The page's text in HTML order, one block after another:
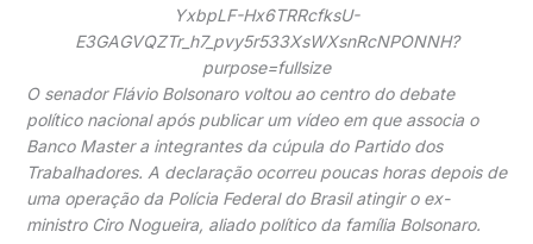
O senadorFlávio Bolsonarovoltou ao centro do debate
político nacional após publicar um vídeo em que associa o
Banco Master a integrantes da cúpula do Partido dos
Trabalhadores. A declaração ocorreu poucas horas depois de
uma operação da Polícia Federal do Brasilatingir o ex-
ministro Ciro Nogueira, aliado político da família Bolsonaro.